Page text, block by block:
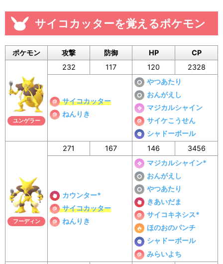
サイコカッターを覚えるポケモン
ポケモン 攻撃 防御 HP CP
ユンゲラー
232 117 120 2328
サイコカッター
ねんりき
やつあたり
おんがえし
マジカルシャイン
サイケこうせん
シャドーボール
フーディン
271 167 146 3456
カウンター*
サイコカッター
ねんりき
マジカルシャイン*
おんがえし
やつあたり
きあいだま
サイコキネシス*
ほのおのパンチ
シャドーボール
みらいよち